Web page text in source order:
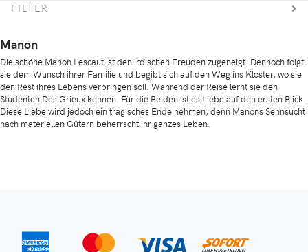
FILTER
Manon
Die schöne Manon Lescaut ist den irdischen Freuden zugeneigt. Dennoch folgt
sie dem Wunsch ihrer Familie und begibt sich auf den Weg ins Kloster, wo sie
den Rest ihres Lebens verbringen soll. Während der Reise lernt sie den
Studenten Des Grieux kennen. Für die Beiden ist es Liebe auf den ersten Blick.
Diese Liebe wird jedoch ein tragisches Ende nehmen, denn Manons Sehnsucht
nach materiellen Gütern beherrscht ihr ganzes Leben.